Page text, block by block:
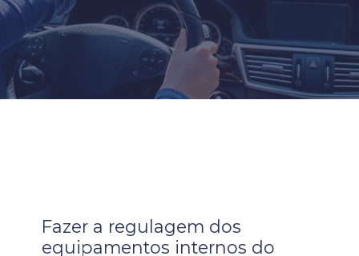
Fazer a regulagem dos
equipamentos internos do